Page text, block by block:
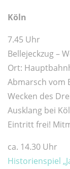
Köln
7.45 Uhr
Bellejeckzug –
Ort:
Abmarsch vom
Wecken des
Ausklang bei
Eintritt frei!
ca. 14.30 Uhr
Historienspiel